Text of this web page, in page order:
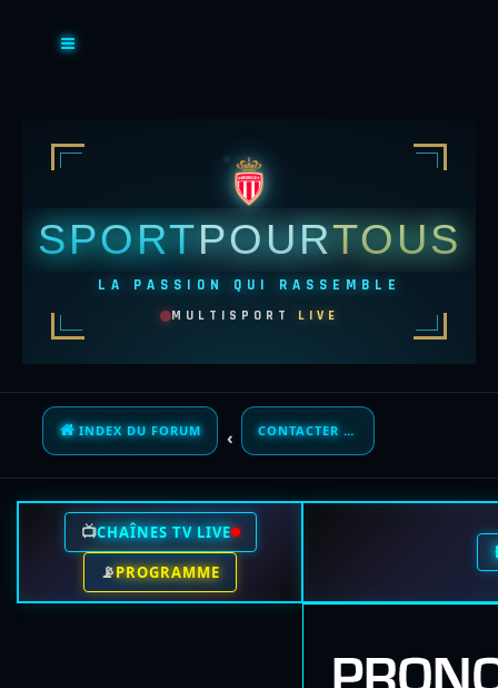
SPORTPOURTOUS
LA PASSION QUI RASSEMBLE
MULTISPORT LIVE
INDEX DU FORUM CONTACTER UN ADMINISTRATEUR DU FORUM
📺CHAÎNES TV LIVE
📡PROGRAMME